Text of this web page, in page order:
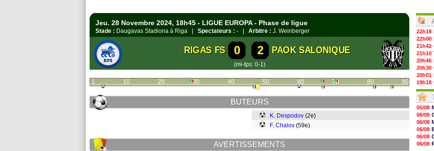
Jeu. 28 Novembre 2024, 18h45 - LIGUE EUROPA - Phase de ligue
Stade : Daugavas Stadiona à Riga | Spectateurs : - | Arbitre : J. Weinberger
RIGAS FS 0 2 PAOK SALONIQUE
(mi-tps: 0-1)
1 10 20 30 40 50 60 70 80 90
BUTEURS
K. Despodov (2e)
F. Chalov (59e)
AVERTISSEMENTS
22h18
22h00
21h42
21h10
20h46
20h30
20h01
19h18
19h09
18h48
18h37
18h29
17h58
17h46
17h32
17h16
16h59
05/08
06/08
06/08
06/08
06/08
06/08